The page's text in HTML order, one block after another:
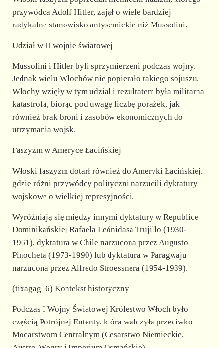
przywódca Adolf Hitler, zajął o wiele bardziej
radykalne stanowisko antysemickie niż Mussolini.
Udział w II wojnie światowej
Mussolini i Hitler byli sprzymierzeni podczas wojny.
Jednak wielu Włochów nie popierało takiego sojuszu.
Włochy wzięły w tym udział i rezultatem była militarna
katastrofa, biorąc pod uwagę liczbę porażek, jak
również brak broni i zasobów ekonomicznych do
utrzymania wojsk.
Faszyzm w Ameryce Łacińskiej
Włoski faszyzm dotarł również do Ameryki Łacińskiej,
gdzie różni przywódcy polityczni narzucili dyktatury
wojskowe o wielkiej represyjności.
Wyróżniają się między innymi dyktatury w Republice
Dominikańskiej Rafaela Leónidasa Trujillo (1930-
1961), dyktatura w Chile narzucona przez Augusto
Pinocheta (1973-1990) lub dyktatura w Paragwaju
narzucona przez Alfredo Stroessnera (1954-1989).
(tixagag_6) Kontekst historyczny
Podczas I Wojny Światowej Królestwo Włoch było
częścią Potrójnej Ententy, która walczyła przeciwko
Mocarstwom Centralnym (Cesarstwo Niemieckie,